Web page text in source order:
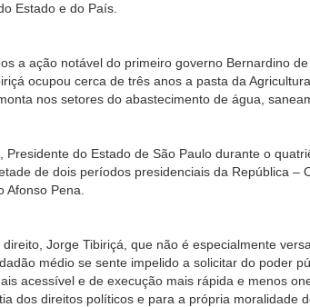
Estado e do País.
do primeiro governo Bernardino de
ocupou cerca de três anos a pasta da
nos setores do abastecimento de água,
Estado de São Paulo durante o
de dois períodos presidenciais da República –
Afonso Pena.
Tibiriçá, que não é especialmente
médio se sente impelido a solicitar do poder
acessível e de execução mais rápida e menos
dos direitos políticos e para a própria moralidade